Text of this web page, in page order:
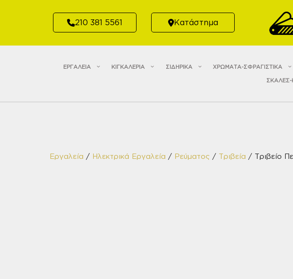
περιεχόμενο
210 381 5561 Κατάστημα
ΕΡΓΑΛΕΙΑ ΚΙΓΚΑΛΕΡΙΑ ΣΙΔΗΡΙΚΑ ΧΡΩΜΑΤΑ-ΣΦΡΑΓΙΣΤΙΚΑ
Εργαλεία / Ηλεκτρικά Εργαλεία / Ρεύματος / Τριβεία / Τριβείο